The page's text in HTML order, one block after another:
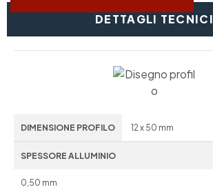
DETTAGLI TECNICI
DIMENSIONE PROFILO 12 x 50 mm
SPESSORE ALLUMINIO
0,50 mm